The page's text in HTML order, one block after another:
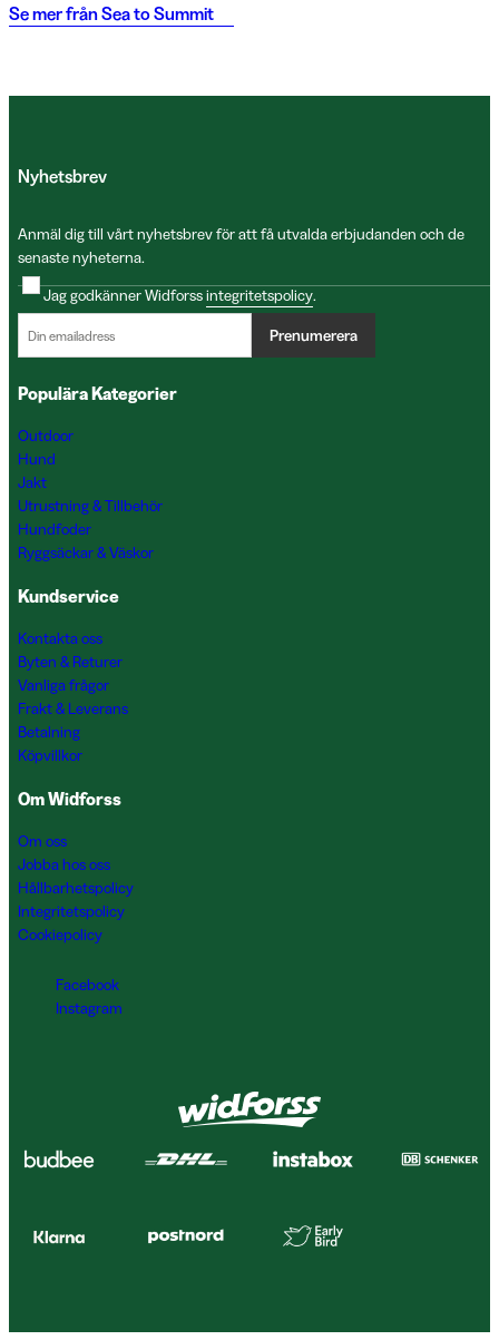
Se mer frånSea to Summit
Nyhetsbrev
Anmäl dig till vårt nyhetsbrev för att få utvalda erbjudanden och de
senaste nyheterna.
Jag godkänner Widforssintegritetspolicy.
Prenumerera
Populära Kategorier
Outdoor
Hund
Jakt
Utrustning & Tillbehör
Hundfoder
Ryggsäckar & Väskor
Kundservice
Kontakta oss
Byten & Returer
Vanliga frågor
Frakt & Leverans
Betalning
Köpvillkor
Om Widforss
Om oss
Jobba hos oss
Hållbarhetspolicy
Integritetspolicy
Cookiepolicy
Facebook
Instagram